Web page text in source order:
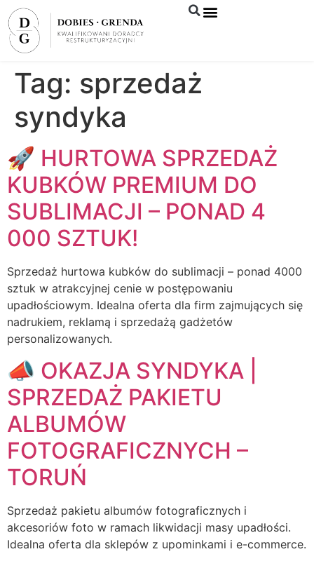
Tag: sprzedaż
syndyka
🚀 HURTOWA SPRZEDAŻ
KUBKÓW PREMIUM DO
SUBLIMACJI – PONAD 4
000 SZTUK!
Sprzedaż hurtowa kubków do sublimacji – ponad 4000
sztuk w atrakcyjnej cenie w postępowaniu
upadłościowym. Idealna oferta dla firm zajmujących się
nadrukiem, reklamą i sprzedażą gadżetów
personalizowanych.
📣 OKAZJA SYNDYKA |
SPRZEDAŻ PAKIETU
ALBUMÓW
FOTOGRAFICZNYCH –
TORUŃ
Sprzedaż pakietu albumów fotograficznych i
akcesoriów foto w ramach likwidacji masy upadłości.
Idealna oferta dla sklepów z upominkami i e-commerce.